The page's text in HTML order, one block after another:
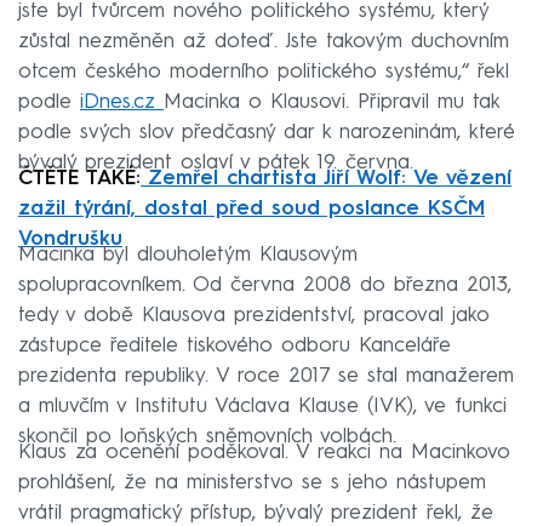
jste byl tvůrcem nového politického systému, který
zůstal nezměněn až doteď. Jste takovým duchovním
otcem českého moderního politického systému,“ řekl
podle iDnes.cz Macinka o Klausovi. Připravil mu tak
podle svých slov předčasný dar k narozeninám, které
bývalý prezident oslaví v pátek 19. června.
ČTĚTE TAKÉ: Zemřel chartista Jiří Wolf: Ve vězení
zažil týrání, dostal před soud poslance KSČM
Vondrušku
Macinka byl dlouholetým Klausovým
spolupracovníkem. Od června 2008 do března 2013,
tedy v době Klausova prezidentství, pracoval jako
zástupce ředitele tiskového odboru Kanceláře
prezidenta republiky. V roce 2017 se stal manažerem
a mluvčím v Institutu Václava Klause (IVK), ve funkci
skončil po loňských sněmovních volbách.
Klaus za ocenění poděkoval. V reakci na Macinkovo
prohlášení, že na ministerstvo se s jeho nástupem
vrátil pragmatický přístup, bývalý prezident řekl, že